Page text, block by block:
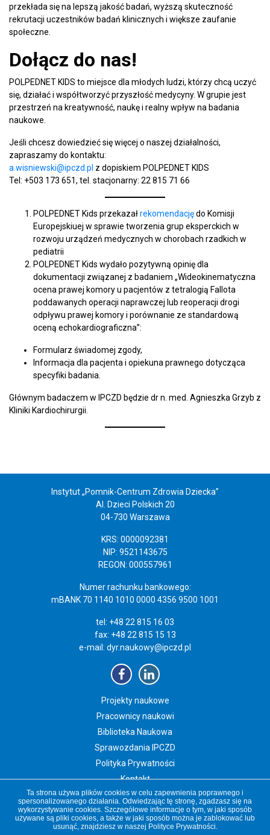
przekłada się na lepszą jakość badań, wyższą skuteczność
rekrutacji uczestników badań klinicznych i większe zaufanie
społeczne.
Dołącz do nas!
POLPEDNET KIDS to miejsce dla młodych ludzi, którzy chcą uczyć
się, działać i współtworzyć przyszłość medycyny. W grupie jest
przestrzeń na kreatywność, naukę i realny wpływ na badania
naukowe.
Jeśli chcesz dowiedzieć się więcej o naszej działalności,
zapraszamy do kontaktu:
a.wisniewski@ipczd.pl z dopiskiem POLPEDNET KIDS
Tel: +503 173 651, tel. stacjonarny: 22 815 71 66
POLPEDNET Kids przekazałrekomendacjędo Komisji
Europejskiuej w sprawie tworzenia grup eksperckich w
rozwoju urządzeń medycznych w chorobach rzadkich w
pediatrii
POLPEDNET Kids wydało pozytywną opinię dla
dokumentacji związanej z badaniem „Wideokinematyczna
ocena prawej komory u pacjentów z tetralogią Fallota
poddawanych operacji naprawczej lub reoperacji drogi
odpływu prawej komory i porównanie ze standardową
oceną echokardiograficzna”:
Formularz świadomej zgody,
Informacja dla pacjenta i opiekuna prawnego dotycząca
specyfiki badania.
Głównym badaczem w IPCZD będzie dr n. med. Agnieszka Grzyb z
Kliniki Kardiochirurgii.
Instytut „Pomnik-Centrum Zdrowia Dziecka”
Al. Dzieci Polskich 20
04-730 Warszawa
KRS: 0000092381
NIP: 9521143675
REGON: 000557961
Numer rachunku bankowego:
mBANK 70 1140 1010 0000 4356 9500 1001
tel: +48 22 815 16 03
fax: +48 22 815 15 13
e-mail: dyr.naukowy@ipczd.pl
Projekty naukowe
Pracownicy naukowi
Biblioteka Naukowa
Sprawozdania IPCZD
Polityka Prywatności
Kontakt
Newsletter IPCZD
Ta strona używa plików cookies w celu zapewnienia poprawnego i
spersonalizowanego działania. Odwiedzając tę stronę, zgadzasz się na
wykorzystywanie cookies. Szczegółowe informacje o tym, w jaki sposób
używane są pliki cookies, a także w jaki sposób można je zablokować lub
usunąć, znajdziesz w naszej Polityce Prywatności.